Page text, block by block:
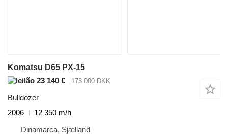
Komatsu D65 PX-15
23 140 €
173 000 DKK
Bulldozer
2006
12 350 m/h
Dinamarca, Sjælland